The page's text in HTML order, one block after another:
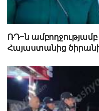
ՌԴ-ն
Հայաստանից ծիրանի